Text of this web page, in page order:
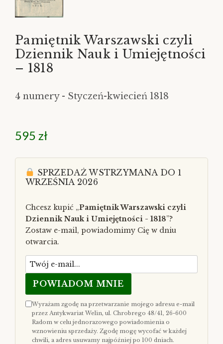
Pamiętnik Warszawski czyli
Dziennik Nauk i Umiejętności
– 1818
4 numery - Styczeń-kwiecień 1818
595 zł
SPRZEDAŻ WSTRZYMANA DO 1
WRZEŚNIA 2026
Chcesz kupić „Pamiętnik Warszawski czyli
Dziennik Nauk i Umiejętności - 1818”?
Zostaw e-mail, powiadomimy Cię w dniu
otwarcia.
POWIADOM MNIE
Wyrażam zgodę na przetwarzanie mojego adresu e-mail
przez Antykwariat Welin, ul. Chrobrego 48/41, 26-600
Radom w celu jednorazowego powiadomienia o
wznowieniu sprzedaży. Zgodę mogę wycofać w każdej
chwili, a adres usuwamy najpóźniej po 100 dniach.